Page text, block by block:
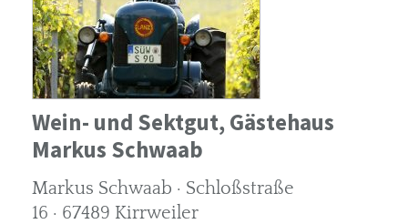
Wein- und Sektgut, Gästehaus
Markus Schwaab
Markus Schwaab · Schloßstraße
16 · 67489 Kirrweiler